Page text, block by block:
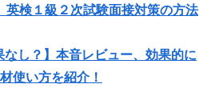
英検１級２次試験面接対策の方法
なし？】本音レビュー、効果的に
使い方を紹介！